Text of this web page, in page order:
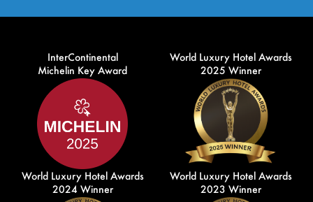
InterContinental
Michelin Key Award
World Luxury Hotel Awards
2025 Winner
World Luxury Hotel Awards
2024 Winner
World Luxury Hotel Awards
2023 Winner